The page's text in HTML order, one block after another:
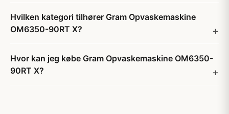
Hvilken kategori tilhører Gram Opvaskemaskine
OM6350-90RT X?
Hvor kan jeg købe Gram Opvaskemaskine OM6350-
90RT X?